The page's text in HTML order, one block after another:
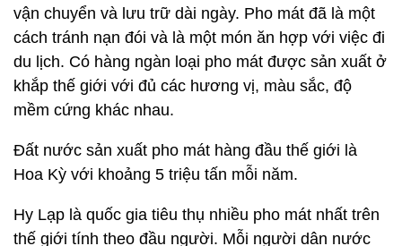
vận chuyển và lưu trữ dài ngày. Pho mát đã là một
cách tránh nạn đói và là một món ăn hợp với việc đi
du lịch. Có hàng ngàn loại pho mát được sản xuất ở
khắp thế giới với đủ các hương vị, màu sắc, độ
mềm cứng khác nhau.
Đất nước sản xuất pho mát hàng đầu thế giới là
Hoa Kỳ với khoảng 5 triệu tấn mỗi năm.
Hy Lạp là quốc gia tiêu thụ nhiều pho mát nhất trên
thế giới tính theo đầu người. Mỗi người dân nước